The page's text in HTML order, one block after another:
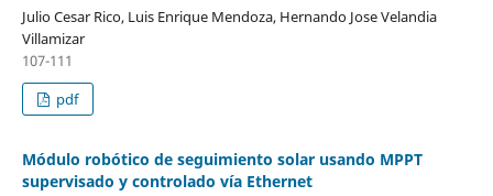
Julio Cesar Rico, Luis Enrique Mendoza, Hernando Jose Velandia
Villamizar
107-111
pdf
Módulo robótico de seguimiento solar usando MPPT
supervisado y controlado vía Ethernet